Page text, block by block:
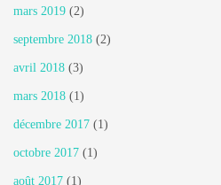
mars 2019 (2)
septembre 2018 (2)
avril 2018 (3)
mars 2018 (1)
décembre 2017 (1)
octobre 2017 (1)
août 2017 (1)